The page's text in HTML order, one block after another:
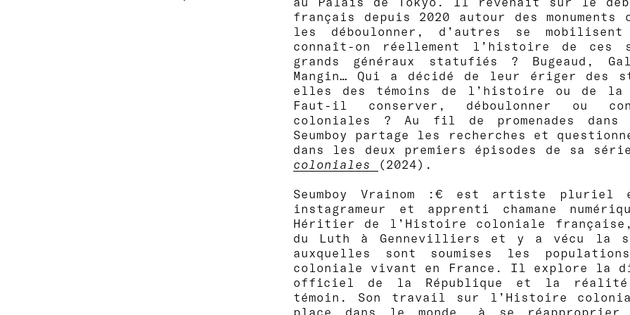
français depuis 2020 autour des
les déboulonner, d’autres se
connaît-on réellement l’histoire de
grands généraux statufiés ? Bugeaud,
Mangin… Qui a décidé de leur ériger des
elles des témoins de l’histoire ou de la
Faut-il conserver, déboulonner ou
coloniales ? Au fil de promenades
Seumboy partage les recherches et
dans les deux premiers épisodes de sa
coloniales
(2024).
Seumboy Vrainom :€ est artiste
instagrameur et apprenti chamane
Héritier de l’Histoire coloniale
du Luth à Gennevilliers et y a vécu la
auxquelles sont soumises les
coloniale vivant en France. Il explore la
officiel de la République et la
témoin. Son travail sur l’Histoire
place dans le monde, à se